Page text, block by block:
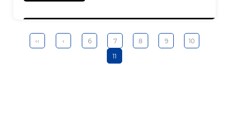
السكتة الدماغية : 1 - 8 ملم
جميع أنماط ومواد صواميل البرشام والمسامير
‹‹ ‹ 6 7 8 9
10
11